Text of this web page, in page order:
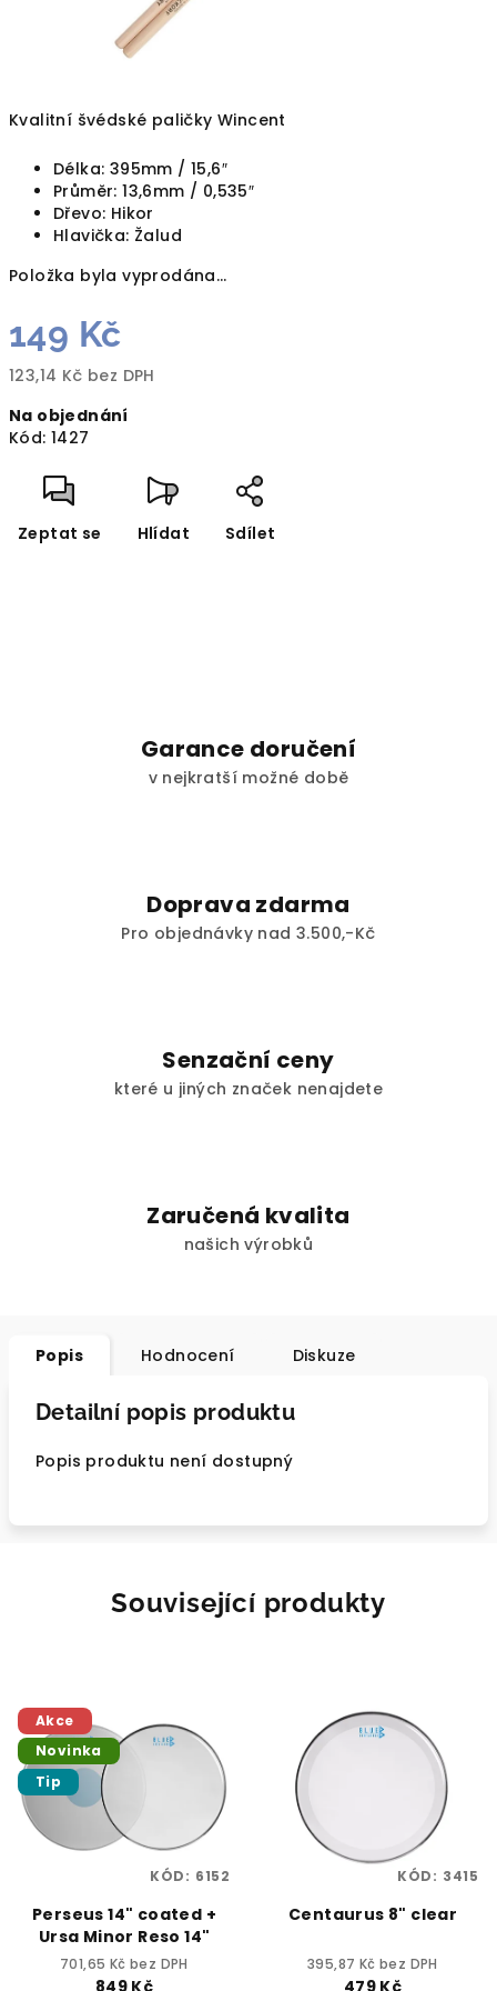
Kvalitní švédské paličky Wincent
Délka: 395mm / 15,6″
Průměr: 13,6mm / 0,535″
Dřevo: Hikor
Hlavička: Žalud
Položka byla vyprodána…
149 Kč
123,14 Kč bez DPH
cena:
Na objednání
Kód: 1427
Zeptat se Hlídat Sdílet
Garance doručení
v nejkratší možné době
Doprava zdarma
Pro objednávky nad 3.500,-Kč
Senzační ceny
které u jiných značek nenajdete
Zaručená kvalita
našich výrobků
Popis Hodnocení Diskuze
Detailní popis produktu
Popis produktu není dostupný
Související produkty
Akce
Novinka
Tip
Perseus 14" coated +
Ursa Minor Reso 14"
701,65 Kč bez DPH
KÓD: 6152
Centaurus 8" clear
395,87 Kč bez DPH
KÓD: 3415